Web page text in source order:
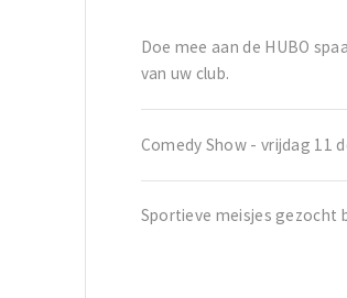
Doe mee aan de HUBO
van uw club.
Comedy Show - vrijdag 11
Sportieve meisjes gezocht